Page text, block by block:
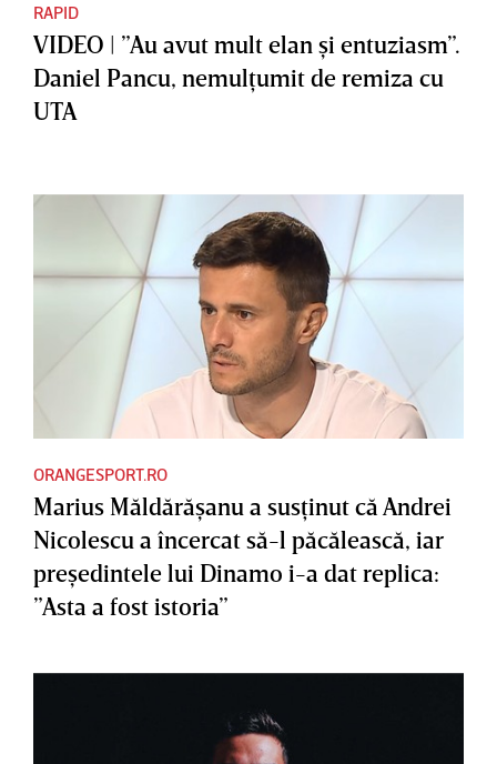
RAPID
VIDEO | ”Au avut mult elan şi entuziasm”.
Daniel Pancu, nemulţumit de remiza cu
UTA
ORANGESPORT.RO
Marius Măldărăşanu a susţinut că Andrei
Nicolescu a încercat să-l păcălească, iar
preşedintele lui Dinamo i-a dat replica:
”Asta a fost istoria”